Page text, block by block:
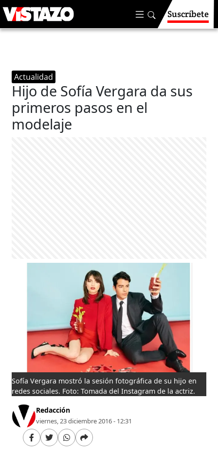
Suscríbete
Actualidad
Hijo de Sofía Vergara da sus
primeros pasos en el
modelaje
Sofía Vergara mostró la sesión fotográfica de su hijo en
redes sociales. Foto: Tomada del Instagram de la actriz.
Redacción
viernes, 23 diciembre 2016 - 12:31